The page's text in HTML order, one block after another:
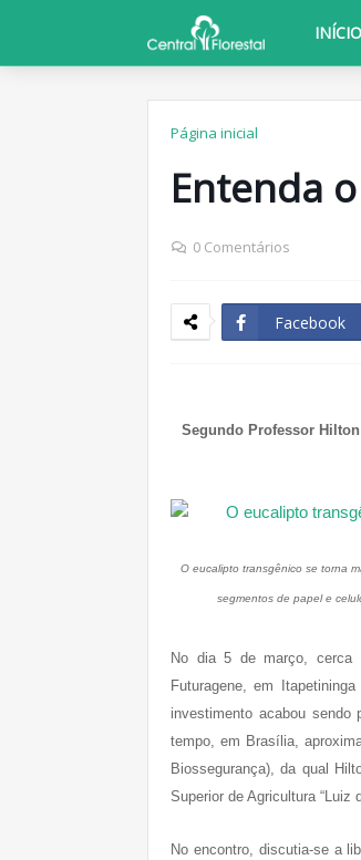
INÍCIO
Página inicial
Entenda
0 Comentários
Facebook
Segundo Professor
O eucalipto transgênico se torna
segmentos de papel e
No dia 5 de março, cerca
Futuragene, em
investimento acabou
tempo, em Brasília,
Biossegurança), da qual
Superior de Agricultura “Luiz
No encontro, discutia-se a